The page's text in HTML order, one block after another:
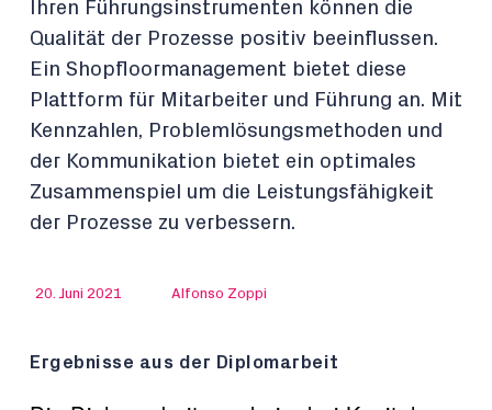
Ihren Führungsinstrumenten können die
Qualität der Prozesse positiv beeinflussen.
Ein Shopfloormanagement bietet diese
Plattform für Mitarbeiter und Führung an. Mit
Kennzahlen, Problemlösungsmethoden und
der Kommunikation bietet ein optimales
Zusammenspiel um die Leistungsfähigkeit
der Prozesse zu verbessern.
20. Juni 2021 Alfonso Zoppi
Ergebnisse aus der Diplomarbeit